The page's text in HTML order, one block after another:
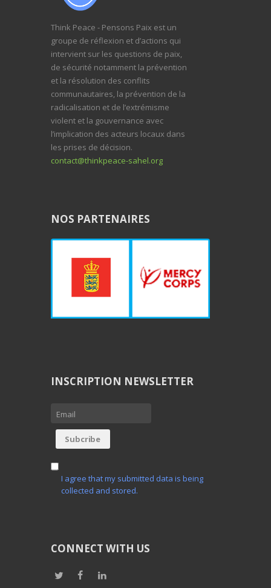
Think Peace - Pensons Paix est un
groupe de réflexion et d’actions qui
intervient sur les questions de paix,
de sécurité notamment la prévention
et la résolution des conflits
communautaires, la prévention de la
radicalisation et de l’extrémisme
violent et la gouvernance avec
l’implication des acteurs locaux dans
les prises de décision.
contact@thinkpeace-sahel.org
NOS PARTENAIRES
INSCRIPTION NEWSLETTER
I agree that my submitted data is being
collected and stored.
CONNECT WITH US